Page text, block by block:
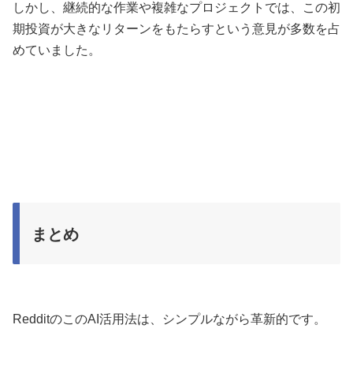
しかし、継続的な作業や複雑なプロジェクトでは、この初
期投資が大きなリターンをもたらすという意見が多数を占
めていました。
まとめ
RedditのこのAI活用法は、シンプルながら革新的です。